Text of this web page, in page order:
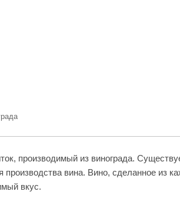
производимый из винограда.
производства вина. Вино, сделанное из
вкус.